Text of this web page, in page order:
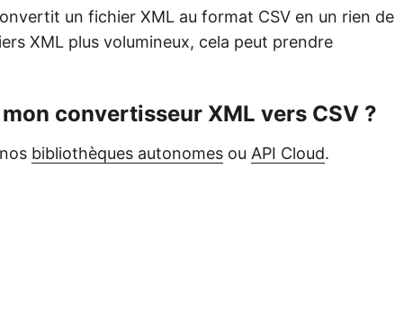
un fichier XML au format CSV en un rien de
XML plus volumineux, cela peut prendre
convertisseur XML vers CSV ?
bibliothèques autonomes ou API Cloud.